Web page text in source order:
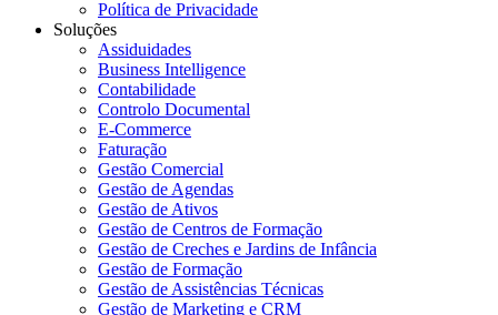
Política de Privacidade
Soluções
Assiduidades
Business Intelligence
Contabilidade
Controlo Documental
E-Commerce
Faturação
Gestão Comercial
Gestão de Agendas
Gestão de Ativos
Gestão de Centros de Formação
Gestão de Creches e Jardins de Infância
Gestão de Formação
Gestão de Assistências Técnicas
Gestão de Marketing e CRM